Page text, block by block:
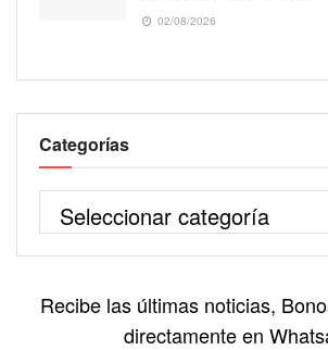
02/08/2026
Categorías
Recibe las últimas noticias,
directamente en